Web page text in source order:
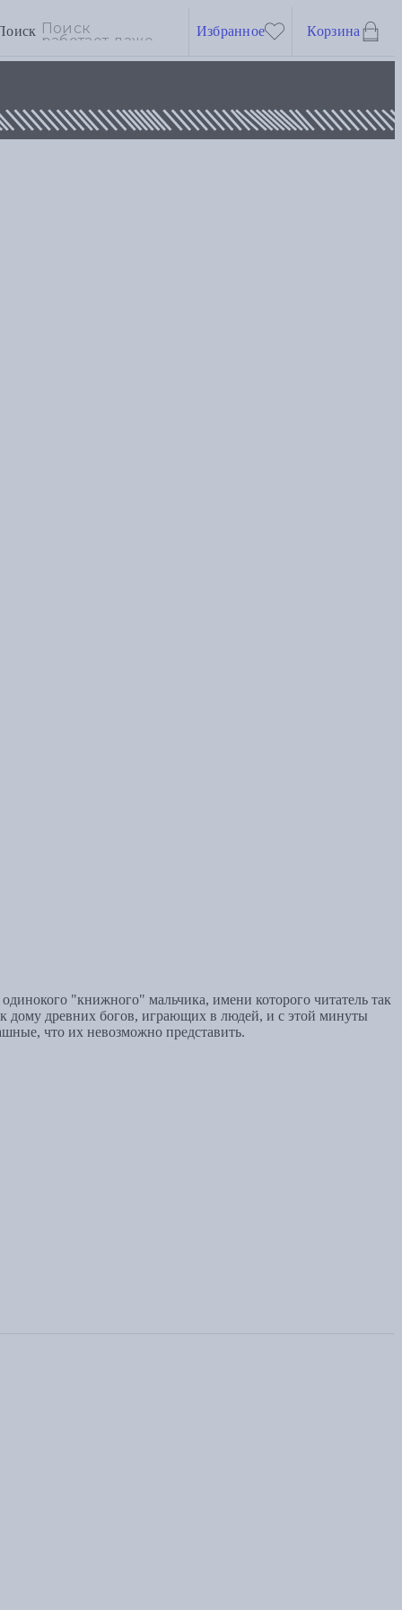
Избранное Корзина
"книжного" мальчика, имени которого читатель так
дому древних богов, играющих в людей, и с этой минуты
что их невозможно представить.